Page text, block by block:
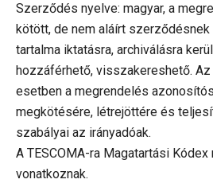
Szerződés nyelve: magyar, a
kötött, de nem aláírt szerződésnek
tartalma iktatásra, archiválásra
hozzáférhető, visszakereshető.
esetben a megrendelés
megkötésére, létrejöttére és
szabályai az irányadóak.
A TESCOMA-ra Magatartási
vonatkoznak.